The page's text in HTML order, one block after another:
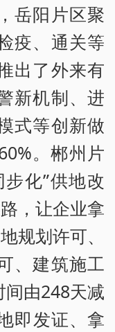
岳阳片区聚
疫、通关等
出了外来有
新机制、进
式等创新做
。郴州片
化”供地改
，让企业拿
规划许可、
、建筑施工
由248天减
即发证、拿